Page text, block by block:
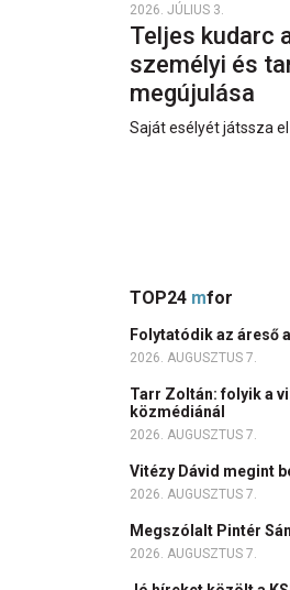
2026. JÚLIUS 3.
Teljes kudarc
személyi és
megújulása
Saját esélyét játssza el
TOP24 mfor
Folytatódik az áreső
2026. AUGUSZTUS 7.
Tarr Zoltán: folyik a
közmédiánál
2026. AUGUSZTUS 7.
Vitézy Dávid megint
2026. AUGUSZTUS 7.
Megszólalt Pintér
2026. AUGUSZTUS 7.